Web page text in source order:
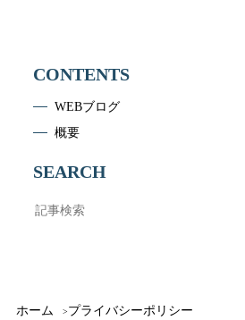
CONTENTS
WEBブログ
概要
SEARCH
ホーム プライバシーポリシー